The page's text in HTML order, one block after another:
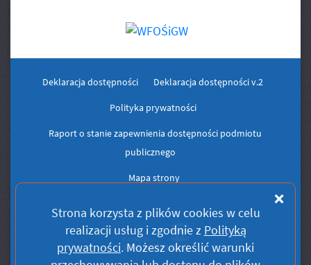
Strona korzysta z plikówcookies w celu
realizacji usług i zgodnie z Polityką
prywatności. Możesz określić warunki
Deklaracja dostępności Deklaracja dostępności v.2
Polityka prywatności
Raport o stanie zapewnienia dostępności podmiotu
publicznego
Mapa strony